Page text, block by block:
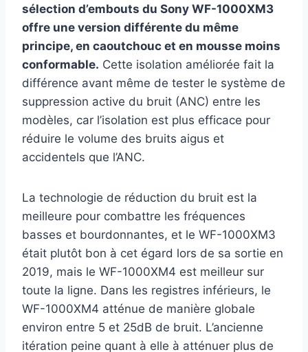
sélection d’embouts du Sony WF-1000XM3
offre une version différente du même
principe, en caoutchouc et en mousse moins
conformable. Cette isolation améliorée fait la
différence avant même de tester le système de
suppression active du bruit (ANC) entre les
modèles, car l’isolation est plus efficace pour
réduire le volume des bruits aigus et
accidentels que l’ANC.
La technologie de réduction du bruit est la
meilleure pour combattre les fréquences
basses et bourdonnantes, et le WF-1000XM3
était plutôt bon à cet égard lors de sa sortie en
2019, mais le WF-1000XM4 est meilleur sur
toute la ligne. Dans les registres inférieurs, le
WF-1000XM4 atténue de manière globale
environ entre 5 et 25dB de bruit. L’ancienne
itération peine quant à elle à atténuer plus de